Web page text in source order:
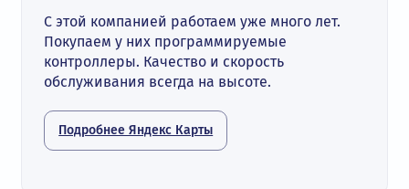
С этой компанией работаем уже много лет.
Покупаем у них программируемые
контроллеры. Качество и скорость
обслуживания всегда на высоте.
Подробнее Яндекс Карты